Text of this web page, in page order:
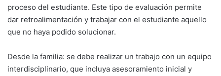
proceso del estudiante. Este tipo de evaluación permite
dar retroalimentación y trabajar con el estudiante aquello
que no haya podido solucionar.
Desde la familia: se debe realizar un trabajo con un equipo
interdisciplinario, que incluya asesoramiento inicial y